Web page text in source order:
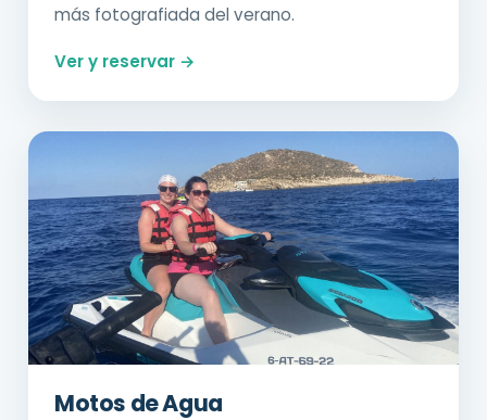
más fotografiada del verano.
Ver y reservar →
Motos de Agua